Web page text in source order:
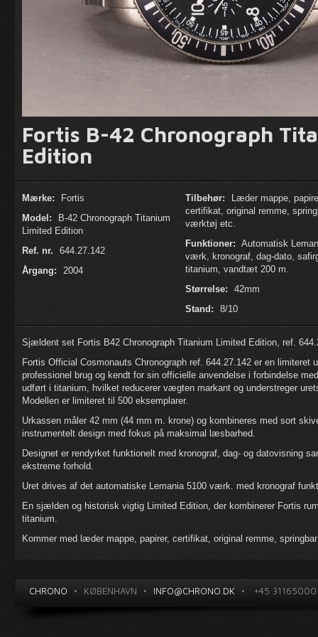
Fortis B-42 Chronograph
Edition
Mærke:
Fortis
Model:
B-42 Chronograph Titanium
Limited Edition
Ref. nr.
644.27.142
Årgang:
2004
Tilbehør:
Læder mappe,
certifikat, original remme,
værktøj etc.
Funktioner: Automatisk
værk, kronograf, dag-dato,
titanium, vandtæt 200 m.
Størrelse:
42mm
Stand:
8/10
Sjældent set Fortis B42 Chronograph Titanium Limited Edition, ref.
Fortis Official Cosmonauts Chronograph ref. 644.27.142 er en
professionel brug og kendt for sin officielle anvendelse i forbindelse
udført i titanium, hvilket reducerer vægten markant og understreger
Modellen er limiteret til 500 eksemplarer.
Urkassen måler 42 mm (44 mm m. krone) og kombineres med sort
instrumentelt design med fokus på maksimal læsbarhed.
Designet er rendyrket funktionelt med kronograf, dag- og datovisning
ekstreme forhold.
Uret drives af det automatiske Lemania 5100 værk. med kronograf
En sjælden og historisk vigtig Limited Edition, der kombinerer Fortis
titanium.
Kommer med læder mappe, papirer, certifikat, original remme,
CHRONO • KØBENHAVN • INFO@CHRONO.DK • +45 31165000